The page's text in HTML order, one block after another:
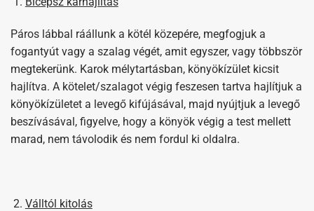
Páros lábbal ráállunk a kötél közepére, megfogjuk a
fogantyút vagy a szalag végét, amit egyszer, vagy többször
megtekerünk. Karok mélytartásban, könyökízület kicsit
hajlítva. A kötelet/szalagot végig feszesen tartva hajlítjuk a
könyökízületet a levegő kifújásával, majd nyújtjuk a levegő
beszívásával, figyelve, hogy a könyök végig a test mellett
marad, nem távolodik és nem fordul ki oldalra.
Válltól kitolás